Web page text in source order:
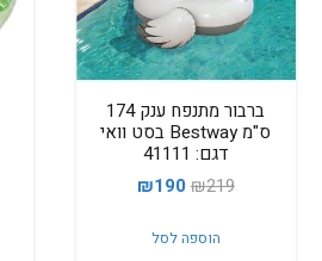
ברבור מתנפח ענק 174
ס"מ Bestway בסט וואי
דגם: 41111
₪219
המחיר
היה:
₪190
הוספה לסל